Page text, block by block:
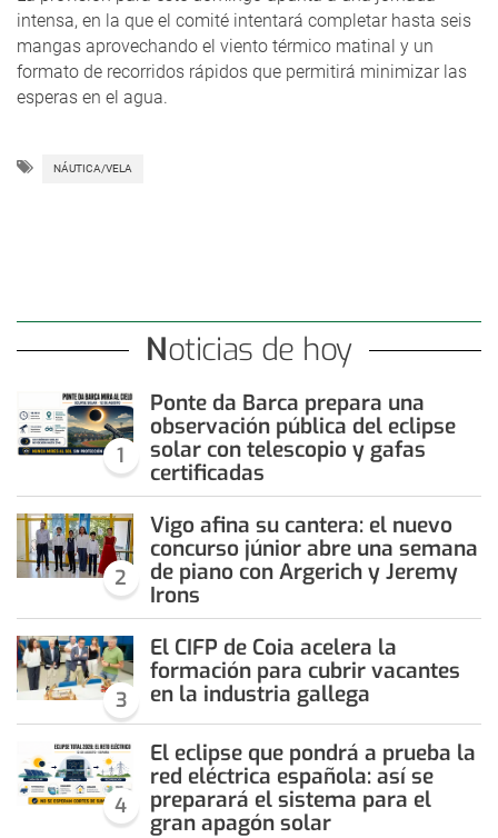
intensa, en la que el comité intentará completar hasta seis
mangas aprovechando el viento térmico matinal y un
formato de recorridos rápidos que permitirá minimizar las
esperas en el agua.
NÁUTICA/VELA
Noticias de hoy
1
Ponte da Barca prepara una
observación pública del eclipse
solar con telescopio y gafas
certificadas
2
Vigo afina su cantera: el nuevo
concurso júnior abre una semana
de piano con Argerich y Jeremy
Irons
3
El CIFP de Coia acelera la
formación para cubrir vacantes
en la industria gallega
4
El eclipse que pondrá a prueba la
red eléctrica española: así se
preparará el sistema para el
gran apagón solar